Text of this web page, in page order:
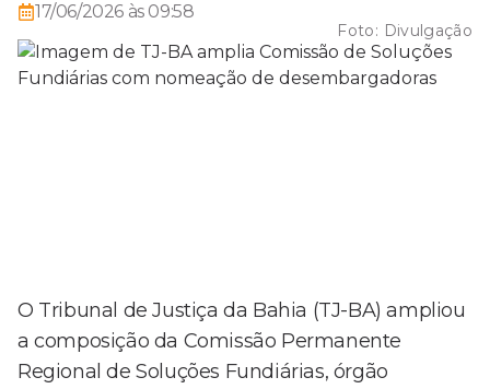
17/06/2026 às 09:58
Foto: Divulgação
O Tribunal de Justiça da Bahia (TJ-BA) ampliou
a composição da Comissão Permanente
Regional de Soluções Fundiárias, órgão